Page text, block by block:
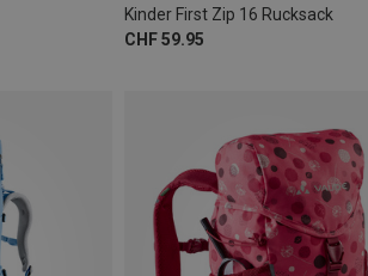
Kinder First Zip 16 Rucksack
CHF 59.95